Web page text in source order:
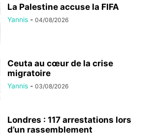
La Palestine accuse la FIFA
Yannis - 04/08/2026
Ceuta au cœur de la crise
migratoire
Yannis - 03/08/2026
Londres : 117 arrestations lors
d’un rassemblement